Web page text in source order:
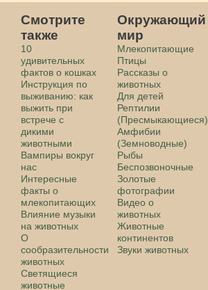
Смотрите
также
10
удивительных
фактов о кошках
Инструкция по
выживанию: как
выжить при
встрече с
дикими
животными
Вампиры вокруг
нас
Интересные
факты о
млекопитающих
Влияние музыки
на животных
О
сообразительности
животных
Светящиеся
животные
Окружающий
мир
Млекопитающие
Птицы
Рассказы о
животных
Для детей
Рептилии
(Пресмыкающиеся)
Амфибии
(Земноводные)
Рыбы
Беспозвоночные
Золотые
фотографии
Видео о
животных
Животные
континентов
Звуки животных